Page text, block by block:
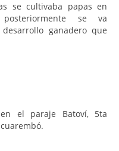
se cultivaba papas en
se va
ganadero que
el paraje Batoví, 5ta